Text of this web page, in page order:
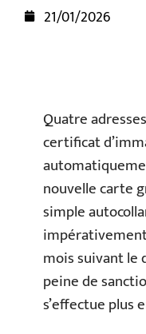
21/01/2026
Quatre
certificat
nouvelle carte
simple
mois suivant le
peine de
s’effectue plus